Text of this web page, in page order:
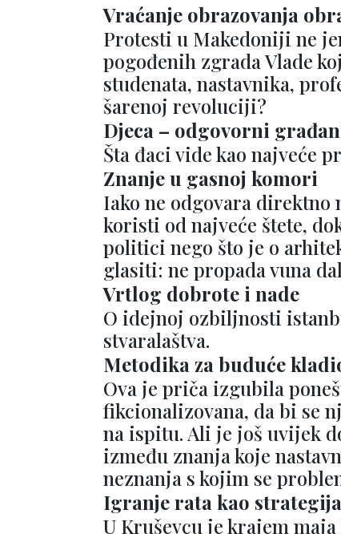
Vraćanje obrazovanja
Protesti u Makedoniji ne
pogođenih zgrada Vlade
studenata, nastavnika,
šarenoj revoluciji?
Djeca – odgovorni
Šta đaci vide kao najveće
Znanje u gasnoj komori
Iako ne odgovara
koristi od najveće štete,
politici nego što je o
glasiti: ne propada vuna
Vrtlog dobrote i nade
O idejnoj ozbiljnosti
stvaralaštva.
Metodika za buduće
Ova je priča izgubila
fikcionalizovana, da bi se
na ispitu. Ali je još uvijek
između znanja koje
neznanja s kojim se
Igranje rata kao
U Kruševcu je krajem